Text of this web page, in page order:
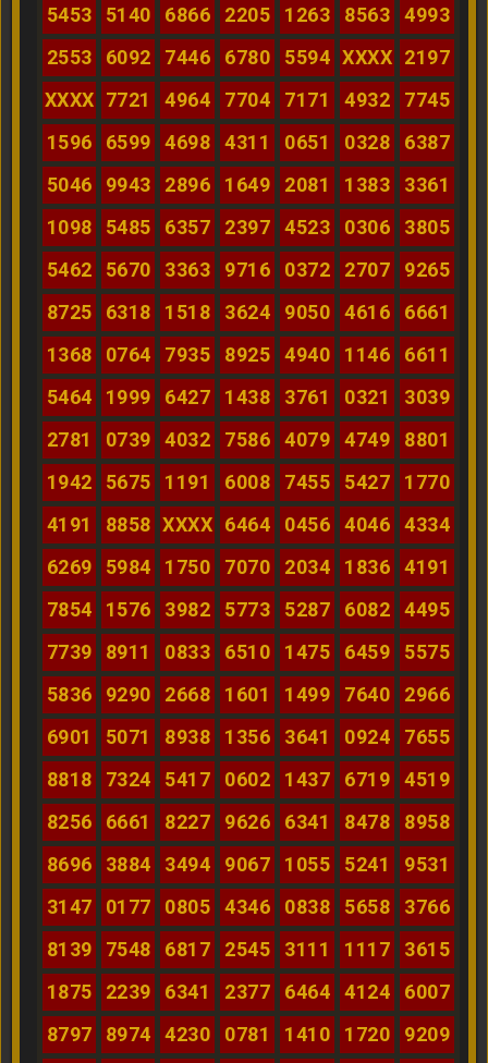
5453 5140 6866 2205 1263 8563
4993
2553
6092 7446 6780 5594 XXXX 2197
XXXX 7721 4964 7704 7171 4932
7745
1596
6599 4698 4311 0651 0328
6387
5046
9943 2896 1649 2081 1383
3361
1098
5485 6357 2397 4523 0306
3805
5462
5670 3363 9716 0372 2707
9265
8725
6318 1518 3624 9050 4616
6661
1368
0764 7935 8925 4940 1146
6611
5464
1999 6427 1438 3761 0321
3039
2781
0739 4032 7586 4079 4749
8801
1942
5675 1191 6008 7455 5427
1770
4191
8858 XXXX 6464 0456 4046
4334
6269
5984 1750 7070 2034 1836
4191
7854
1576 3982 5773 5287 6082
4495
7739
8911 0833 6510 1475 6459
5575
5836
9290 2668 1601 1499 7640
2966
6901
5071 8938 1356 3641 0924
7655
8818
7324 5417 0602 1437 6719
4519
8256
6661 8227 9626 6341 8478
8958
8696
3884 3494 9067 1055 5241
9531
3147
0177 0805 4346 0838 5658
3766
8139
7548 6817 2545 3111 1117
3615
1875
2239 6341 2377 6464 4124
6007
8797
8974 4230 0781 1410 1720
9209